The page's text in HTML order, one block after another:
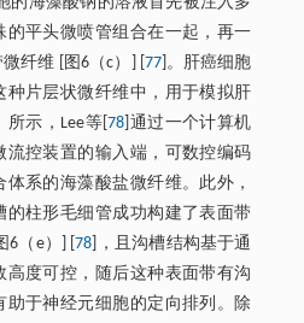
的平头微喷管组合在一起，再一
纤维 [图6（c）] [ 77]。肝癌细胞
种片层状微纤维中，用于模拟肝
所示，Lee等[78 ]通过一个计算机
流控装置的输入端，可数控编码
系的海藻酸盐微纤维。此外，
的柱形毛细管成功构建了表面带
6（e）] [78 ]，且沟槽结构基于通
高度可控，随后这种表面带有沟
助于神经元细胞的定向排列。除